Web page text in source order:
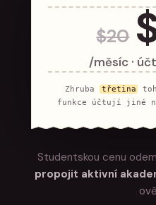
$20
/měsíc ·
Zhruba třetina
funkce účtují jiné
Studentskou cenu
propojit aktivní